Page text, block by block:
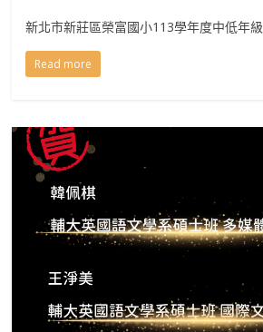
新北市新莊區榮富國小113學年度中低年級
Read more